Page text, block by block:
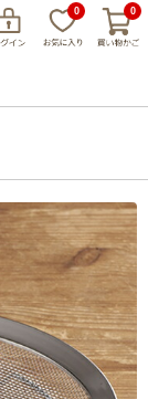
0 0
柳宗理